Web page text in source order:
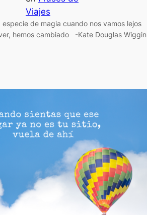
Viajes
especie de magia cuando nos vamos lejos
hemos cambiado -Kate Douglas Wiggin